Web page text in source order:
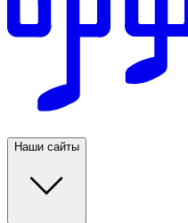
Наши сайты